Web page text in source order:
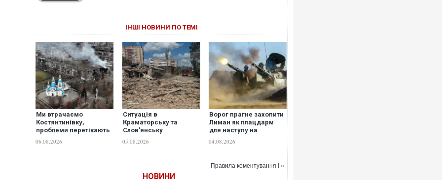
ІНШІ НОВИНИ ПО ТЕМІ
Ми втрачаємо
Костянтинівку,
проблеми перетікають
Слов'янську
06.08.2026
Ситуація в
Краматорську та
Слов'янську
днем, – журналіст
05.08.2026
Ворог прагне захопити
Лиман як плацдарм
для наступу на
Краматорськ -
04.08.2026
Правила коментування ! »
НОВИНИ
Ворог завдав комбінованого
двоє поранених. Ще десятеро
після атаки БПЛА по ринку на
Вже вивели на тести: Ferrari